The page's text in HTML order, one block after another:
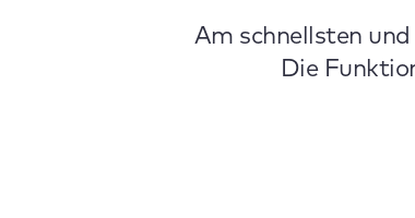
Am schnellsten
Die